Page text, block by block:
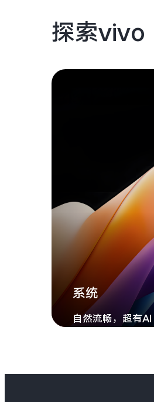
探索vivo
系统
自然流畅，超有AI